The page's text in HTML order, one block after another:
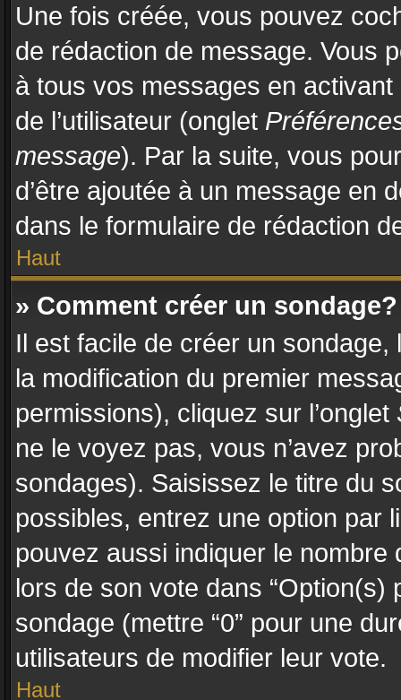
Une fois créée, vous pouvez
de rédaction de message. Vous
à tous vos messages en
de l’utilisateur (onglet
message). Par la suite, vous
d’être ajoutée à un message en
dans le formulaire de rédaction
Haut
» Comment créer un sondage?
Il est facile de créer un sondage,
la modification du premier
permissions), cliquez sur l’onglet
ne le voyez pas, vous n’avez
sondages). Saisissez le titre du
possibles, entrez une option par
pouvez aussi indiquer le nombre
lors de son vote dans “Option(s)
sondage (mettre “0” pour une
utilisateurs de modifier leur vote.
Haut